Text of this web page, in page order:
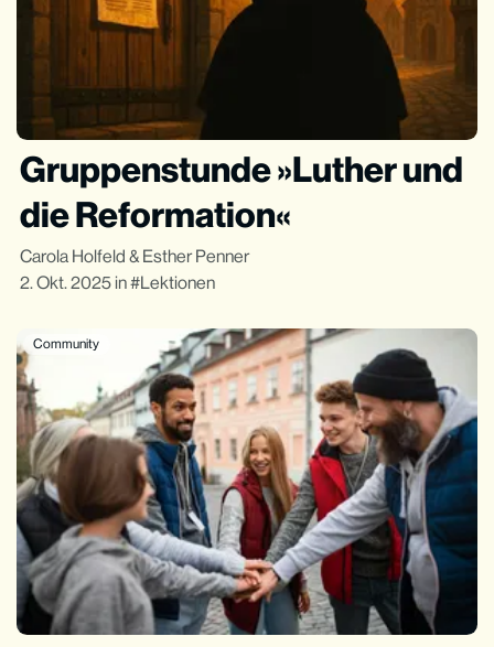
Gruppenstunde »Luther und
die Reformation«
Carola Holfeld &Esther Penner
2. Okt. 2025 in Lektionen
Community